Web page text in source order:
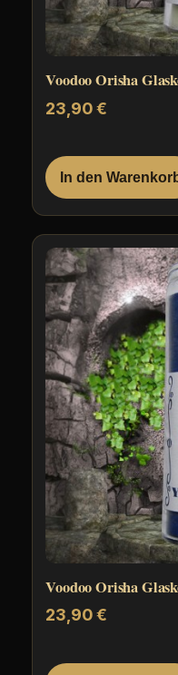
Voodoo Orisha
23,90€
In den
Voodoo Orisha
23,90€